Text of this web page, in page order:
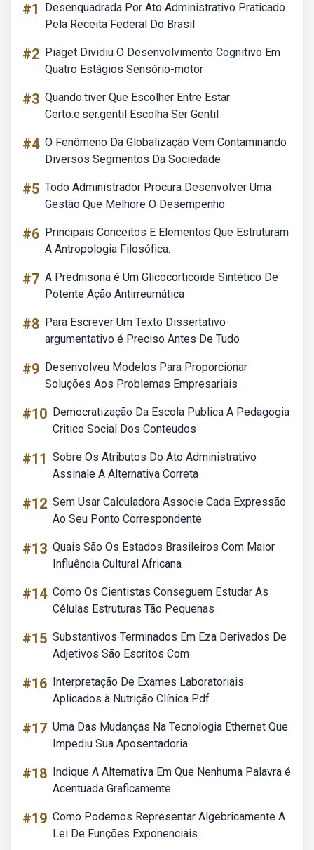
#1
Desenquadrada Por Ato Administrativo Praticado
Pela Receita Federal Do Brasil
#2 Piaget Dividiu O Desenvolvimento Cognitivo Em
Quatro Estágios Sensório-motor
#3 Quando.tiver Que Escolher Entre Estar
Certo.e.ser.gentil Escolha Ser Gentil
#4 O Fenômeno Da Globalização Vem Contaminando
Diversos Segmentos Da Sociedade
#5 Todo Administrador Procura Desenvolver Uma
Gestão Que Melhore O Desempenho
#6 Principais Conceitos E Elementos Que Estruturam
A Antropologia Filosófica.
#7 A Prednisona é Um Glicocorticoide Sintético De
Potente Ação Antirreumática
#8 Para Escrever Um Texto Dissertativo-
argumentativo é Preciso Antes De Tudo
#9 Desenvolveu Modelos Para Proporcionar
Soluções Aos Problemas Empresariais
#10 Democratização Da Escola Publica A Pedagogia
Critico Social Dos Conteudos
#11 Sobre Os Atributos Do Ato Administrativo
Assinale A Alternativa Correta
#12 Sem Usar Calculadora Associe Cada Expressão
Ao Seu Ponto Correspondente
#13 Quais São Os Estados Brasileiros Com Maior
Influência Cultural Africana
#14 Como Os Cientistas Conseguem Estudar As
Células Estruturas Tão Pequenas
#15 Substantivos Terminados Em Eza Derivados De
Adjetivos São Escritos Com
#16 Interpretação De Exames Laboratoriais
Aplicados à Nutrição Clínica Pdf
#17 Uma Das Mudanças Na Tecnologia Ethernet Que
Impediu Sua Aposentadoria
#18 Indique A Alternativa Em Que Nenhuma Palavra é
Acentuada Graficamente
#19 Como Podemos Representar Algebricamente A
Lei De Funções Exponenciais